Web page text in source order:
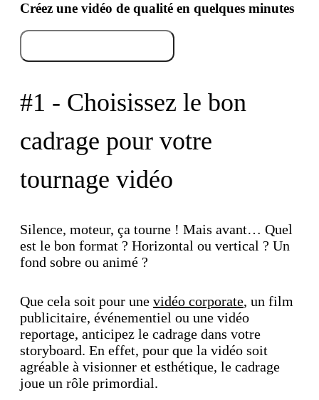
Créez une vidéo de qualité en quelques minutes
#1 - Choisissez le bon
cadrage pour votre
tournage vidéo
Silence, moteur, ça tourne ! Mais avant… Quel
est le bon format ? Horizontal ou vertical ? Un
fond sobre ou animé ?
Que cela soit pour une vidéo corporate, un film
publicitaire, événementiel ou une vidéo
reportage, anticipez le cadrage dans votre
storyboard. En effet, pour que la vidéo soit
agréable à visionner et esthétique, le cadrage
joue un rôle primordial.